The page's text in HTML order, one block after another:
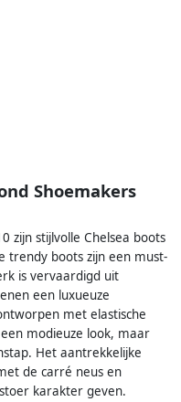
Shoemakers
zijn stijlvolle Chelsea boots
trendy boots zijn een must-
is vervaardigd uit
een luxueuze
met elastische
modieuze look, maar
Het aantrekkelijke
de carré neus en
karakter geven.